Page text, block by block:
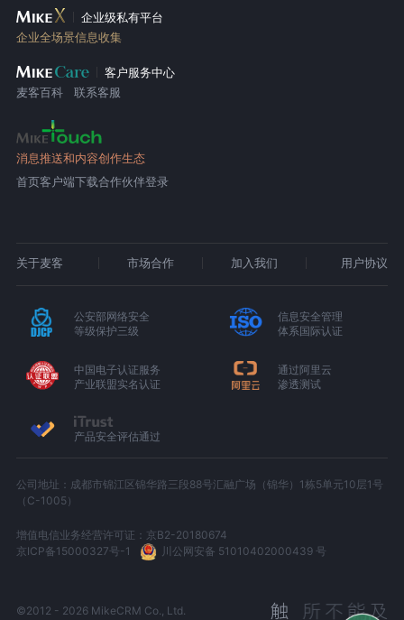
企业级私有平台
企业全场景信息收集
客户服务中心
麦客百科
联系客服
消息推送和内容创作生态
首页客户端下载合作伙伴登录
关于麦客 市场合作 加入我们 用户协议
公安部网络安全
等级保护三级
信息安全管理
体系国际认证
中国电子认证服务
产业联盟实名认证
通过阿里云
渗透测试
产品安全评估通过
公司地址：成都市锦江区锦华路三段88号汇融广场（锦华）1栋5单元10层1号
（C-1005）
增值电信业务经营许可证：京B2-20180674
京ICP备15000327号-1
川公网安备 51010402000439 号
©2012 - 2026 MikeCRM Co., Ltd.